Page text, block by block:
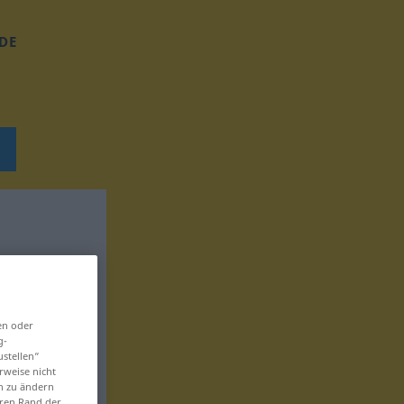
DE
oder
nicht
zu ändern